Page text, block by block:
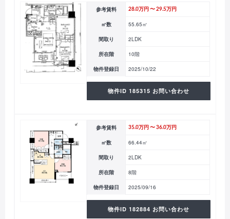
参考賃料 28.0万円 〜 29.5万円
㎡数 55.65㎡
間取り 2LDK
所在階 10階
物件登録日 2025/10/22
物件ID 185315 お問い合わせ
参考賃料 35.0万円 〜 36.0万円
㎡数 66.44㎡
間取り 2LDK
所在階 8階
物件登録日 2025/09/16
物件ID 182884 お問い合わせ